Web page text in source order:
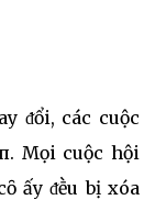
ᵭổi, các cuộc
Mọi cuộc hội
ấy ᵭḕu bị xóa